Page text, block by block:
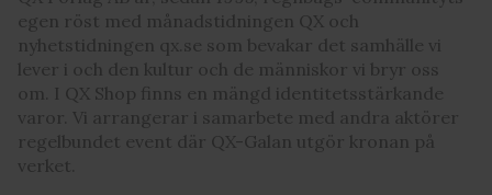
egen röst med månadstidningen QX och
nyhetstidningen qx.se som bevakar det samhälle vi
lever i och den kultur och de människor vi bryr oss
om. I QX Shop finns en mängd identitetsstärkande
varor. Vi arrangerar i samarbete med andra aktörer
regelbundet event där QX-Galan utgör kronan på
verket.